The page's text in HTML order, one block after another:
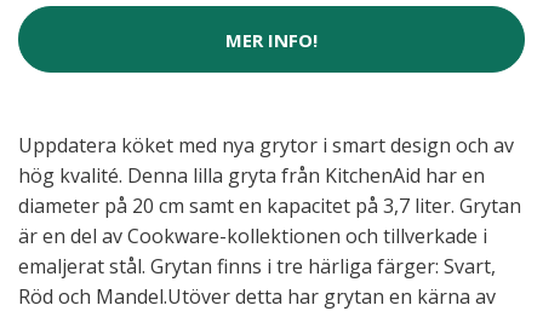
MER INFO!
Uppdatera köket med nya grytor i smart design och av
hög kvalité. Denna lilla gryta från KitchenAid har en
diameter på 20 cm samt en kapacitet på 3,7 liter. Grytan
är en del av Cookware-kollektionen och tillverkade i
emaljerat stål. Grytan finns i tre härliga färger: Svart,
Röd och Mandel.Utöver detta har grytan en kärna av